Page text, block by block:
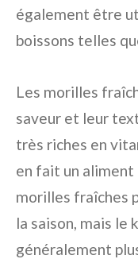
également être
boissons telles
Les morilles
saveur et leur
très riches en
en fait un
morilles fraîches
la saison, mais le
généralement